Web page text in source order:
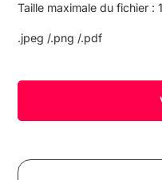
Taille maximale du fichier :
.jpeg /.png /.pdf